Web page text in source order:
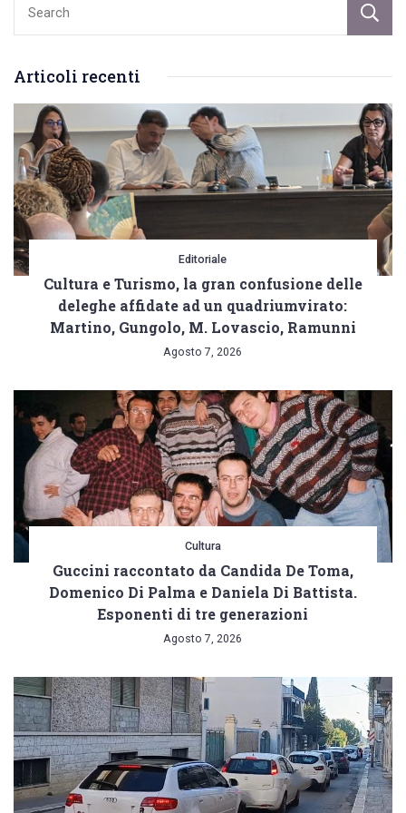
Articoli recenti
Editoriale
Cultura e Turismo, la gran confusione delle
deleghe affidate ad un quadriumvirato:
Martino, Gungolo, M. Lovascio, Ramunni
Agosto 7, 2026
Cultura
Guccini raccontato da Candida De Toma,
Domenico Di Palma e Daniela Di Battista.
Esponenti di tre generazioni
Agosto 7, 2026